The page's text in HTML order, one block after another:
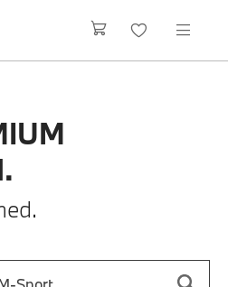
bijvoorbeeld 3 Serie M-Sport